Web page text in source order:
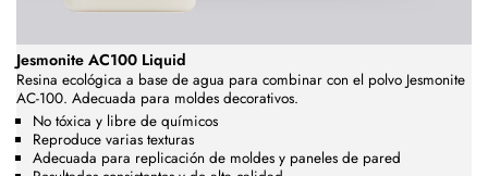
Jesmonite AC100 Liquid
Resina ecológica a base de agua para combinar con el polvo Jesmonite
AC-100. Adecuada para moldes decorativos.
No tóxica y libre de químicos
Reproduce varias texturas
Adecuada para replicación de moldes y paneles de pared